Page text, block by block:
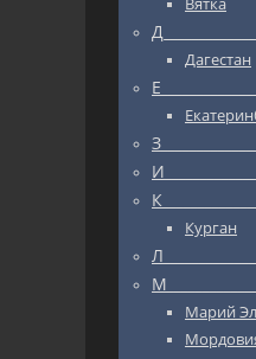
Дагестан
Курган
Марий